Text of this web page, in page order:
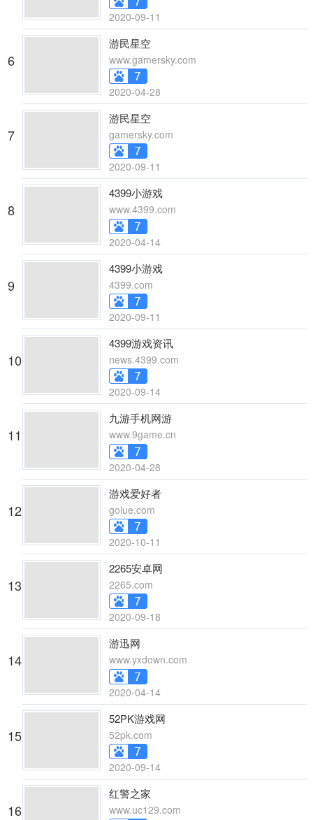
2020-09-11
6
游民星空
www.gamersky.com
2020-04-28
7
游民星空
gamersky.com
2020-09-11
8
4399小游戏
www.4399.com
2020-04-14
9
4399小游戏
4399.com
2020-09-11
10
4399游戏资讯
news.4399.com
2020-09-14
11
九游手机网游
www.9game.cn
2020-04-28
12
游戏爱好者
golue.com
2020-10-11
13
2265安卓网
2265.com
2020-09-18
14
游迅网
www.yxdown.com
2020-04-14
15
52PK游戏网
52pk.com
2020-09-14
16
红警之家
www.uc129.com